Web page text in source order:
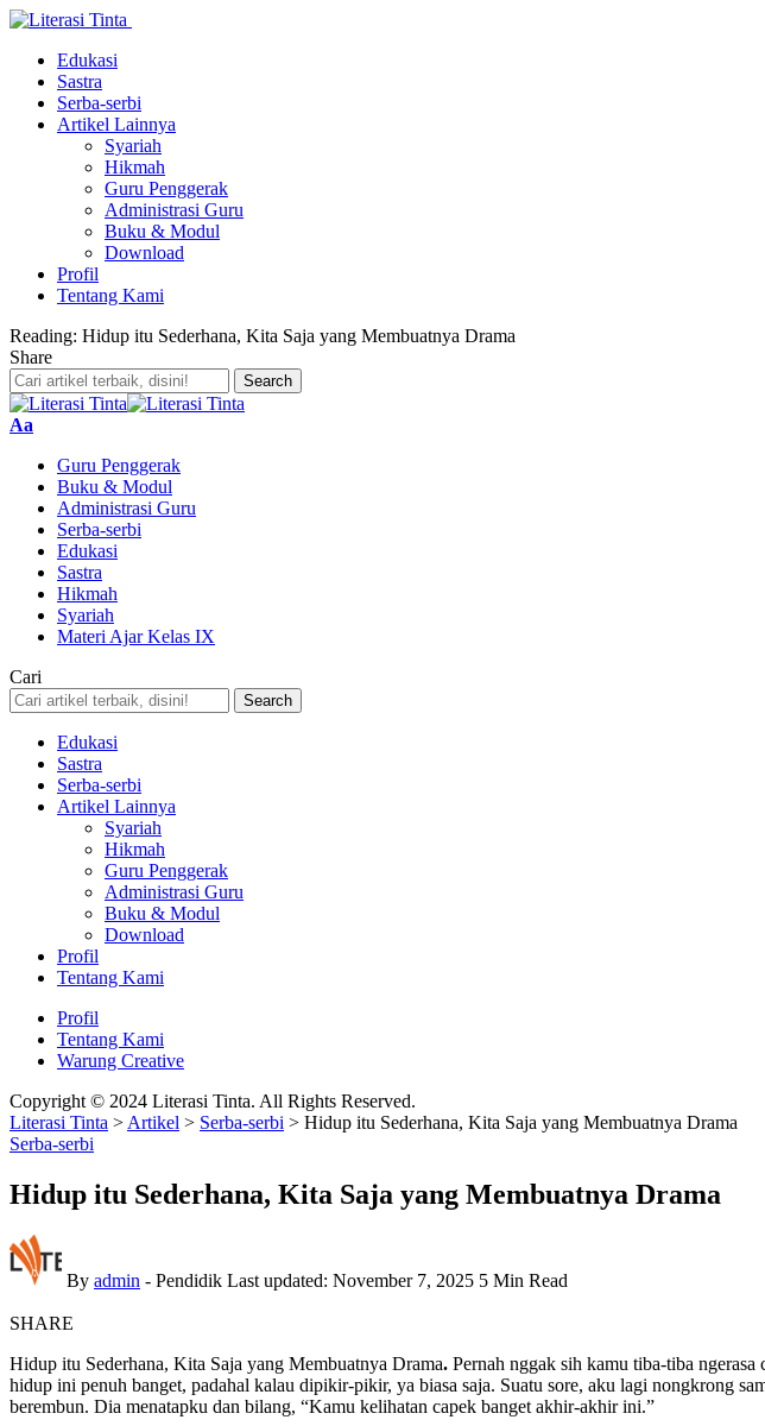
Edukasi
Sastra
Serba-serbi
Artikel Lainnya
Syariah
Hikmah
Guru Penggerak
Administrasi Guru
Buku & Modul
Download
Profil
Tentang Kami
Reading: Hidup itu Sederhana, Kita Saja yang Membuatnya Drama
Share
Font
Aa
Guru Penggerak
Buku & Modul
Administrasi Guru
Serba-serbi
Edukasi
Sastra
Hikmah
Syariah
Materi Ajar Kelas IX
Cari
Edukasi
Sastra
Serba-serbi
Artikel Lainnya
Syariah
Hikmah
Guru Penggerak
Administrasi Guru
Buku & Modul
Download
Profil
Tentang Kami
Profil
Tentang Kami
Warung Creative
Copyright © 2024 Literasi Tinta. All Rights Reserved.
Literasi Tinta > Artikel > Serba-serbi > Hidup itu Sederhana, Kita Saja yang Membuatnya Drama
Serba-serbi
Hidup itu Sederhana, Kita Saja yang Membuatnya Drama
By admin - Pendidik Last updated: November 7, 2025 5 Min Read
SHARE
Hidup itu Sederhana, Kita Saja yang Membuatnya Drama. Pernah nggak sih kamu tiba-tiba
hidup ini penuh banget, padahal kalau dipikir-pikir, ya biasa saja. Suatu sore, aku lagi nongkrong
berembun. Dia menatapku dan bilang, “Kamu kelihatan capek banget akhir-akhir ini.”